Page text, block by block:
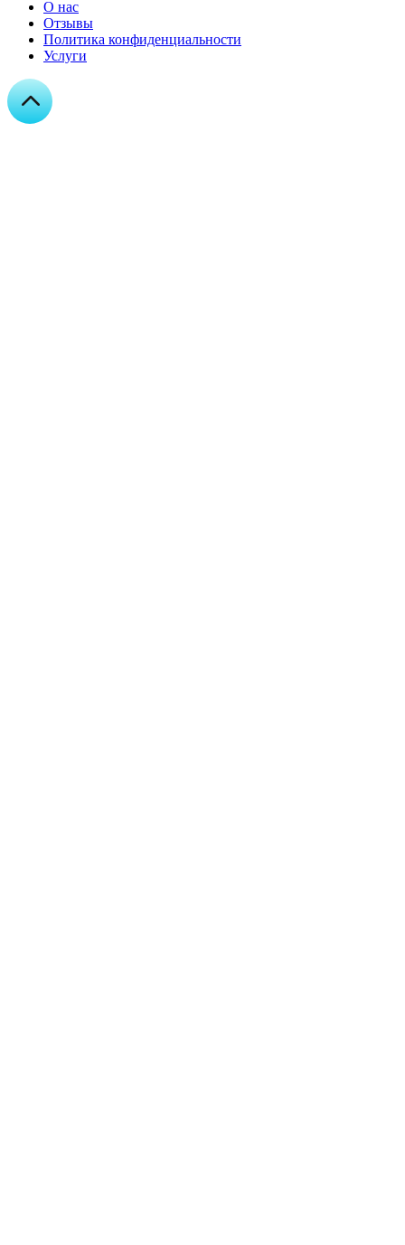
О нас
Отзывы
Политика конфиденциальности
Услуги